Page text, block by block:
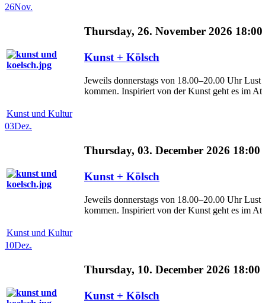
26Nov.
Thursday, 26. November 2026
Kunst + Kölsch
Jeweils donnerstags von 18.00–20.00 Uhr
kommen. Inspiriert von der Kunst geht es im
Kunst und Kultur
03Dez.
Thursday, 03. December 2026
Kunst + Kölsch
Jeweils donnerstags von 18.00–20.00 Uhr
kommen. Inspiriert von der Kunst geht es im
Kunst und Kultur
10Dez.
Thursday, 10. December 2026
Kunst + Kölsch